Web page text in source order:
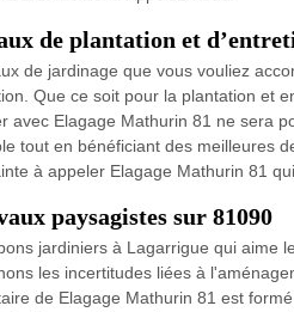
de plantation et
de jardinage que vous vouliez
Que ce soit pour la plantation et
avec Elagage Mathurin 81 ne sera
tout en bénéficiant des meilleures
à appeler Elagage Mathurin 81
paysagistes sur 81090
jardiniers à Lagarrigue qui aime
les incertitudes liées à
de Elagage Mathurin 81 est